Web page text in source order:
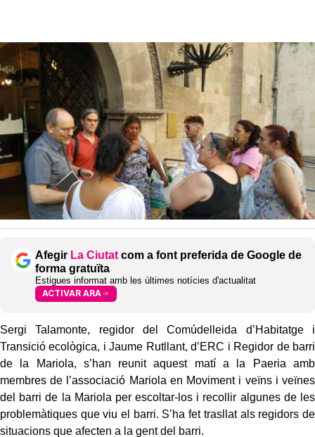
Afegir La Ciutat com a font preferida de Google de
forma gratuïta
Estigues informat amb les últimes notícies d'actualitat
ACTIVAR ARA
Sergi Talamonte, regidor del Comúdelleida d’Habitatge i
Transició ecològica, i Jaume Rutllant, d’ERC i Regidor de barri
de la Mariola, s’han reunit aquest matí a la Paeria amb
membres de l’associació Mariola en Moviment i veïns i veïnes
del barri de la Mariola per escoltar-los i recollir algunes de les
problemàtiques que viu el barri. S’ha fet trasllat als regidors de
situacions que afecten a la gent del barri.